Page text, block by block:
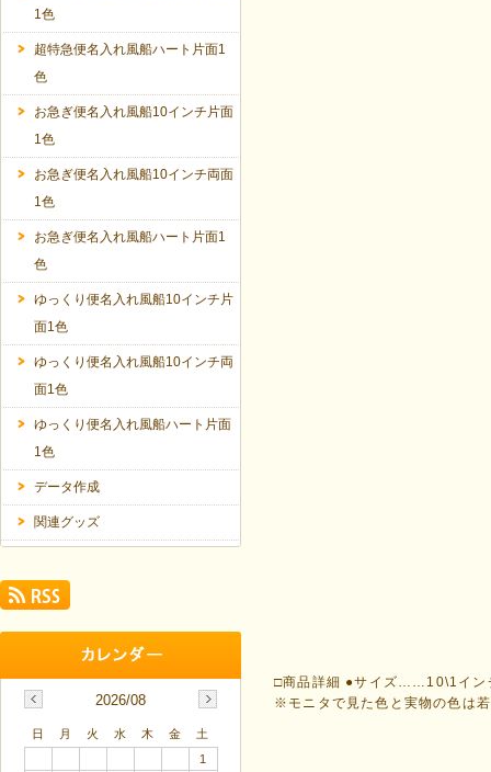
□商品詳細 ●サイズ……10\1イ
※モニタで見た色と実物の色は
1色
超特急便名入れ風船ハート片面1
色
お急ぎ便名入れ風船10インチ片面
1色
お急ぎ便名入れ風船10インチ両面
1色
お急ぎ便名入れ風船ハート片面1
色
ゆっくり便名入れ風船10インチ片
面1色
ゆっくり便名入れ風船10インチ両
面1色
ゆっくり便名入れ風船ハート片面
1色
データ作成
関連グッズ
2026/08
日 月 火 水 木 金
土
1